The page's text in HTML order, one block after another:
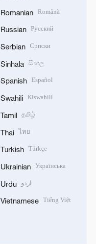
Romanian Română
Russian Русский
Serbian Српски
Sinhala සිංහල
Spanish Español
Swahili Kiswahili
Tamil தமிழ்
Thai ไทย
Turkish Türkçe
Ukrainian Українська
Urdu اردو
Vietnamese Tiếng Việt